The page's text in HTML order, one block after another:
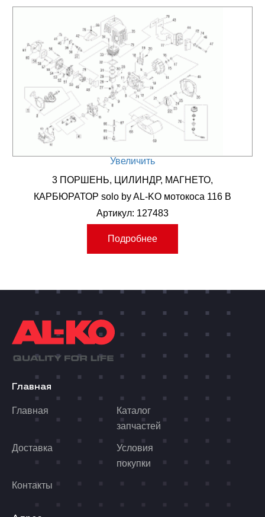
Увеличить
3 ПОРШЕНЬ, ЦИЛИНДР, МАГНЕТО,
КАРБЮРАТОР solo by AL-KO мотокоса 116 B
Артикул: 127483
Подробнее
Главная
Главная
Каталог
запчастей
Доставка
Условия
покупки
Контакты